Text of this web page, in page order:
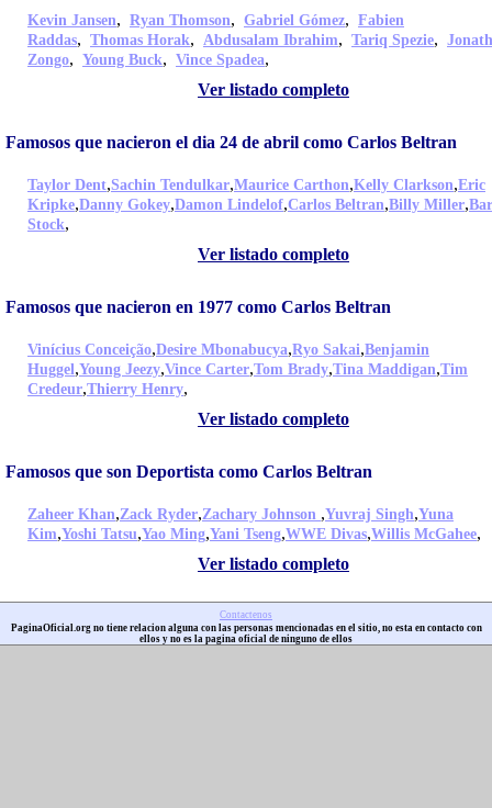
Kevin Jansen, Ryan Thomson, Gabriel Gómez, Fabien
Raddas, Thomas Horak, Abdusalam Ibrahim, Tariq Spezie,
Zongo, Young Buck, Vince Spadea,
Ver listado completo
Famosos que nacieron el dia 24 de abril como Carlos Beltran
Taylor Dent,Sachin Tendulkar,Maurice Carthon,Kelly Clarkson,Eric
Kripke,Danny Gokey,Damon Lindelof,Carlos Beltran,Billy Miller,
Stock,
Ver listado completo
Famosos que nacieron en 1977 como Carlos Beltran
Vinícius Conceição,Desire Mbonabucya,Ryo Sakai,Benjamin
Huggel,Young Jeezy,Vince Carter,Tom Brady,Tina Maddigan,Tim
Credeur,Thierry Henry,
Ver listado completo
Famosos que son Deportista como Carlos Beltran
Zaheer Khan,Zack Ryder,Zachary Johnson ,Yuvraj Singh,Yuna
Kim,Yoshi Tatsu,Yao Ming,Yani Tseng,WWE Divas,Willis McGahee,
Ver listado completo
Contactenos
PaginaOficial.org no tiene relacion alguna con las personas mencionadas en el sitio, no esta en contacto con
ellos y no es la pagina oficial de ninguno de ellos